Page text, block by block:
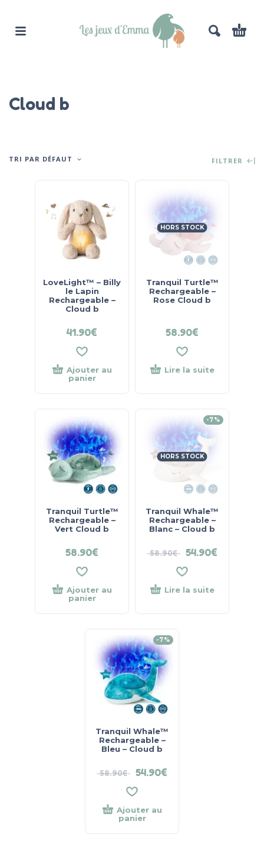
Cloud b
TRI PAR DÉFAUT FILTRER
LoveLight™ – Billy
le Lapin
Rechargeable –
Cloud b
41.90€
Ajouter au
panier
HORS STOCK
Tranquil Turtle™
Rechargeable –
Rose Cloud b
58.90€
Lire la suite
Tranquil Turtle™
Rechargeable –
Vert Cloud b
58.90€
Ajouter au
panier
-7%
HORS STOCK
Tranquil Whale™
Rechargeable –
Blanc – Cloud b
58.90€ 54.90€
Lire la suite
-7%
Tranquil Whale™
Rechargeable –
Bleu – Cloud b
58.90€ 54.90€
Ajouter au
panier